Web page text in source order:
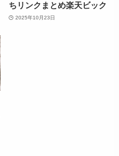
ちリンクまとめ楽天ビック
2025年10月23日